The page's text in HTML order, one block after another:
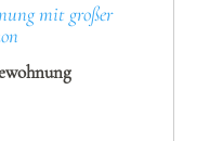
mit großer